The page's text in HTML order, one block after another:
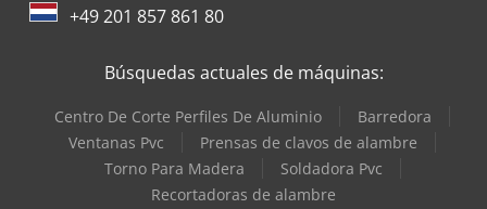
+49 201 857 861 80
Búsquedas actuales de máquinas:
Centro De Corte Perfiles De Aluminio
Barredora
Ventanas Pvc
Prensas de clavos de alambre
Torno Para Madera
Soldadora Pvc
Recortadoras de alambre